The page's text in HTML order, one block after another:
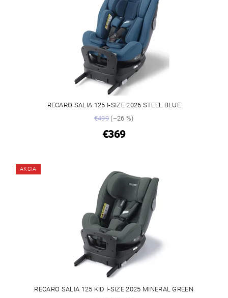
RECARO SALIA 125 I-SIZE 2026 STEEL BLUE
€499 (–26 %)
€369
AKCIA
RECARO SALIA 125 KID I-SIZE 2025 MINERAL GREEN